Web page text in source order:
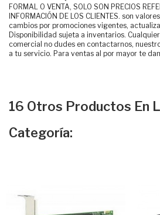
FORMAL O VENTA, SOLO SON PRECIOS
INFORMACIÓN DE LOS CLIENTES. son
cambios por promociones vigentes,
Disponibilidad sujeta a inventarios.
comercial no dudes en contactarnos,
a tu servicio. Para ventas al por mayor te
16 Otros Productos En
Categoría: